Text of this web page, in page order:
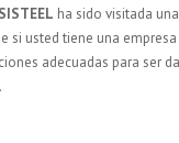
ha sido visitada
si usted tiene una
adecuadas para ser